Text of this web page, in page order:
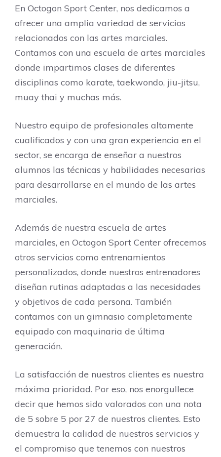
En Octogon Sport Center, nos dedicamos a
ofrecer una amplia variedad de servicios
relacionados con las artes marciales.
Contamos con una escuela de artes marciales
donde impartimos clases de diferentes
disciplinas como karate, taekwondo, jiu-jitsu,
muay thai y muchas más.
Nuestro equipo de profesionales altamente
cualificados y con una gran experiencia en el
sector, se encarga de enseñar a nuestros
alumnos las técnicas y habilidades necesarias
para desarrollarse en el mundo de las artes
marciales.
Además de nuestra escuela de artes
marciales, en Octogon Sport Center ofrecemos
otros servicios como entrenamientos
personalizados, donde nuestros entrenadores
diseñan rutinas adaptadas a las necesidades
y objetivos de cada persona. También
contamos con un gimnasio completamente
equipado con maquinaria de última
generación.
La satisfacción de nuestros clientes es nuestra
máxima prioridad. Por eso, nos enorgullece
decir que hemos sido valorados con una nota
de 5 sobre 5 por 27 de nuestros clientes. Esto
demuestra la calidad de nuestros servicios y
el compromiso que tenemos con nuestros